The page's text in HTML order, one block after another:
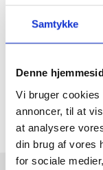
Samtykke
Denne
Vi bruger
annoncer, til at
at analysere
din brug af vores
for sociale
ANMELDT TIL 5/5★
ANMELDELSER